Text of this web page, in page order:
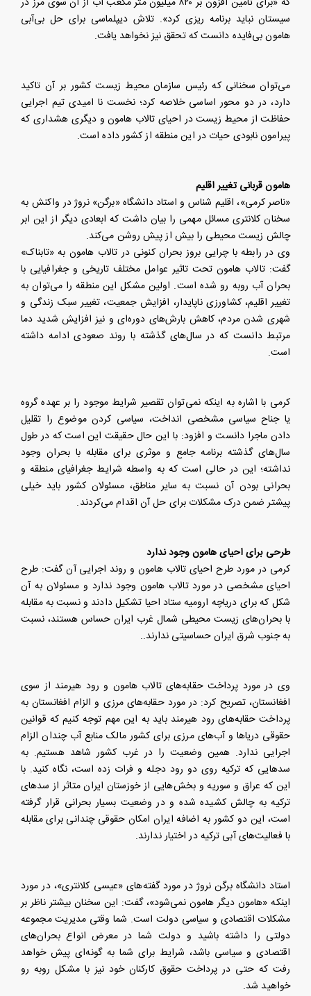
سیستان نباید برنامه ریزی کرد». تلاش دیپلماسی برای حل بی‌آبی
هامون بی‌فایده دانست که تحقق نیز نخواهد یافت.
می‌توان سخنانی که رئیس سازمان محیط زیست کشور بر آن تاکید
دارد، در دو محور اساسی خلاصه کرد؛ نخست نا امیدی تیم اجرایی
حفاظت از محیط زیست در احیای تالاب هامون و دیگری هشداری که
پیرامون نابودی حیات در این منطقه از کشور داده است.
هامون قربانی تغییر اقلیم
«ناصر کرمی»، اقلیم شناس و استاد دانشگاه «برگن» نروژ در واکنش به
سخنان کلانتری مسائل مهمی را بیان داشت که ابعادی دیگر از این ابر
چالش زیست محیطی را بیش از پیش روشن می‌کند.
وی در رابطه با چرایی بروز بحران کنونی در تالاب هامون به «تابناک»
گفت: تالاب هامون تحت تاثیر عوامل مختلف تاریخی و جغرافیایی با
بحران آب روبه رو شده است. اولین مشکل این منطقه را می‌توان به
تغییر اقلیم، کشاورزی ناپایدار، افزایش جمعیت، تغییر سبک زندگی و
شهری شدن مردم، کاهش بارش‌های دوره‌ای و نیز افزایش شدید دما
مرتبط دانست که در سال‌های گذشته با روند صعودی ادامه داشته
است.
کرمی با اشاره به اینکه نمی‌توان تقصیر شرایط موجود را بر عهده گروه
یا جناح سیاسی مشخصی انداخت، سیاسی کردن موضوع را تقلیل
دادن ماجرا دانست و افزود: با این حال حقیقت این است که در طول
سال‌های گذشته برنامه جامع و موثری برای مقابله با بحران وجود
نداشته؛ این در حالی است که به واسطه شرایط جغرافیای منطقه و
بحرانی بودن آن نسبت به سایر مناطق، مسئولان کشور باید خیلی
پیشتر ضمن درک مشکلات برای حل آن اقدام می‌کردند.
طرحی برای احیای هامون وجود ندارد
کرمی در مورد طرح احیای تالاب هامون و روند اجرایی آن گفت: طرح
احیای مشخصی در مورد تالاب هامون وجود ندارد و مسئولان به آن
شکل که برای دریاچه ارومیه ستاد احیا تشکیل دادند و نسبت به مقابله
با بحران‌های زیست محیطی شمال غرب ایران حساس هستند، نسبت
به جنوب شرق ایران حساسیتی ندارند..
وی در مورد پرداخت حقابه‌های تالاب هامون و رود هیرمند از سوی
افغانستان، تصریح کرد: در مورد حقابه‌های مرزی و الزام افغانستان به
پرداخت حقابه‌های رود هیرمند باید به این مهم توجه کنیم که قوانین
حقوقی دریا‌ها و آب‌های مرزی برای کشور مالک منابع آب چندان الزام
اجرایی ندارد. همین وضعیت را در غرب کشور شاهد هستیم. به
سد‌هایی که ترکیه روی دو رود دجله و فرات زده است، نگاه کنید. با
این که عراق و سوریه و بخش‌هایی از خوزستان ایران متاثر از سد‌های
ترکیه به چالش کشیده شده و در وضعیت بسیار بحرانی قرار گرفته
است، این دو کشور به اضافه ایران امکان حقوقی چندانی برای مقابله
با فعالیت‌های آبی ترکیه در اختیار ندارند.
استاد دانشگاه برگن نروژ در مورد گفته‌های «عیسی کلانتری»، در مورد
اینکه «هامون دیگر هامون نمی‌شود»، گفت: این سخنان بیشتر ناظر بر
مشکلات اقتصادی و سیاسی دولت است. شما وقتی مدیریت مجموعه
دولتی را داشته باشید و دولت شما در معرض انواع بحران‌های
اقتصادی و سیاسی باشد، شرایط برای شما به گونه‌ای پیش خواهد
رفت که حتی در پرداخت حقوق کارکنان خود نیز با مشکل روبه رو
خواهید شد.